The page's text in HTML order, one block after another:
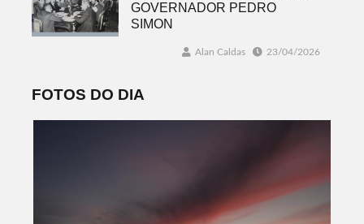
GOVERNADOR PEDRO
SIMON
Alan Caldas 23/04/2026
FOTOS DO DIA